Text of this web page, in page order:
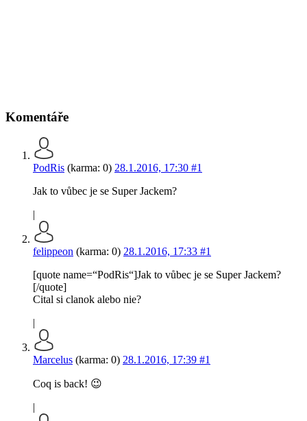
Komentáře
PodRis (karma: 0) 28.1.2016, 17:30 #1
Jak to vůbec je se Super Jackem?
|
felippeon (karma: 0) 28.1.2016, 17:33 #1
[quote name=“PodRis“]Jak to vůbec je se Super Jackem?
[/quote]
Cital si clanok alebo nie?
|
Marcelus (karma: 0) 28.1.2016, 17:39 #1
Coq is back! 😉
|